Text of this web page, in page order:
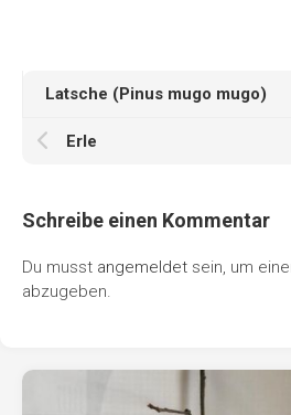
Latsche (Pinus mugo mugo)
Erle
Schreibe einen Kommentar
Du musst angemeldet sein, um
abzugeben.